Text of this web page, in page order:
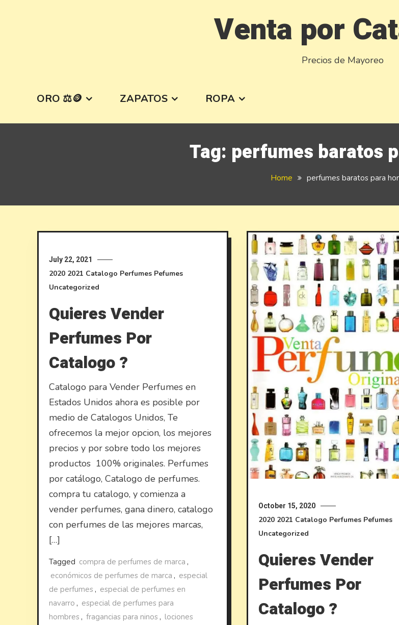
Venta por
Precios de Mayoreo
ORO ⚖️🪙 ZAPATOS ROPA
Tag: perfumes baratos
Home perfumes baratos para
July 22, 2021
2020 2021 Catalogo Perfumes Pefumes
Uncategorized
Quieres Vender
Perfumes Por
Catalogo ?
Catalogo para Vender Perfumes en
Estados Unidos ahora es posible por
medio de Catalogos Unidos, Te
ofrecemos la mejor opcion, los mejores
precios y por sobre todo los mejores
productos 100% originales. Perfumes
por catálogo, Catalogo de perfumes.
compra tu catalogo, y comienza a
vender perfumes, gana dinero, catalogo
con perfumes de las mejores marcas,
[…]
Tagged compra de perfumes de marca ,
económicos de perfumes de marca , especial
de perfumes , especial de perfumes en
navarro , especial de perfumes para
hombres , fragancias para ninos , lociones
October 15, 2020
2020 2021 Catalogo Perfumes Pefumes
Uncategorized
Quieres Vender
Perfumes Por
Catalogo ?